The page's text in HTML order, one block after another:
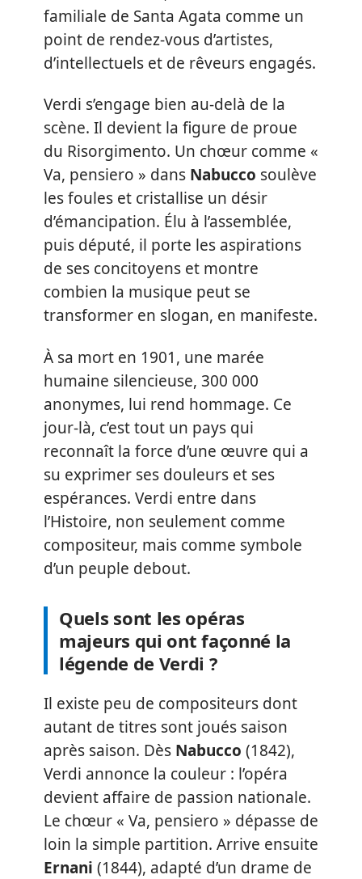
familiale de Santa Agata comme un
point de rendez-vous d’artistes,
d’intellectuels et de rêveurs engagés.
Verdi s’engage bien au-delà de la
scène. Il devient la figure de proue
du Risorgimento. Un chœur comme «
Va, pensiero » dans Nabucco soulève
les foules et cristallise un désir
d’émancipation. Élu à l’assemblée,
puis député, il porte les aspirations
de ses concitoyens et montre
combien la musique peut se
transformer en slogan, en manifeste.
À sa mort en 1901, une marée
humaine silencieuse, 300 000
anonymes, lui rend hommage. Ce
jour-là, c’est tout un pays qui
reconnaît la force d’une œuvre qui a
su exprimer ses douleurs et ses
espérances. Verdi entre dans
l’Histoire, non seulement comme
compositeur, mais comme symbole
d’un peuple debout.
Quels sont les opéras
majeurs qui ont façonné la
légende de Verdi ?
Il existe peu de compositeurs dont
autant de titres sont joués saison
après saison. Dès Nabucco (1842),
Verdi annonce la couleur : l’opéra
devient affaire de passion nationale.
Le chœur « Va, pensiero » dépasse de
loin la simple partition. Arrive ensuite
Ernani (1844), adapté d’un drame de